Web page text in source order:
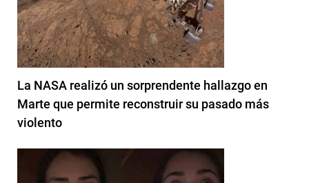
La NASA realizó un sorprendente hallazgo en
Marte que permite reconstruir su pasado más
violento